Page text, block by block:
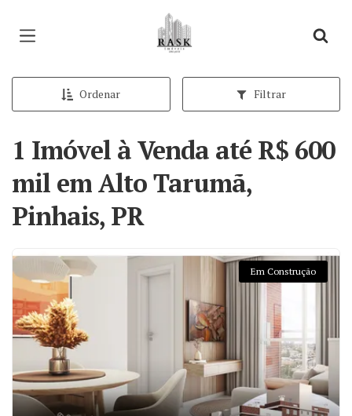
Página inicial
Ordenar Filtrar
1 Imóvel à Venda até R$ 600
mil em Alto Tarumã,
Pinhais, PR
Em Construção